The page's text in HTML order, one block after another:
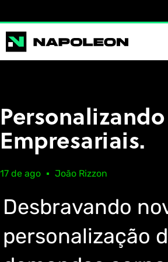
Empresariais.
17 de ago João Rizzon
Desbravando
personalização